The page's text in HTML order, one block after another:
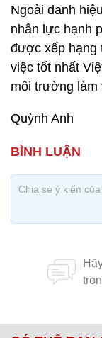
Ngoài danh
nhân lực hạnh
được xếp hạng
việc tốt nhất
môi trường làm
Quỳnh Anh